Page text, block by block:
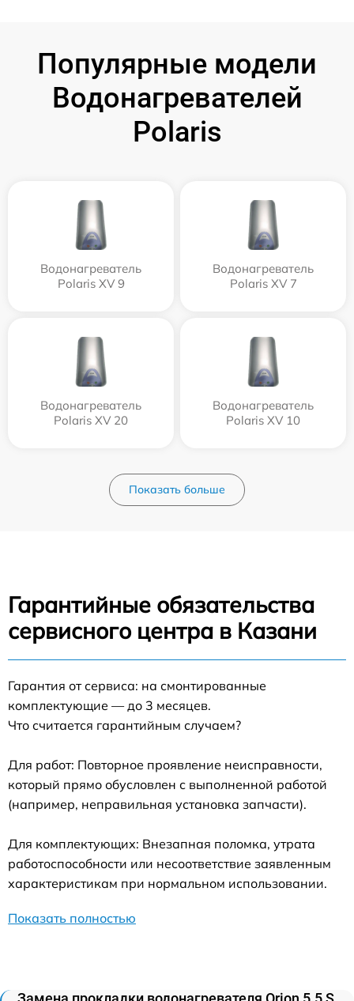
Популярные модели
Водонагревателей
Polaris
Водонагреватель
Polaris XV 9
Водонагреватель
Polaris XV 7
Водонагреватель
Polaris XV 20
Водонагреватель
Polaris XV 10
Показать больше
Гарантийные обязательства
сервисного центра в Казани
Гарантия от сервиса: на смонтированные
комплектующие — до 3 месяцев.
Что считается гарантийным случаем?
Для работ: Повторное проявление неисправности,
который прямо обусловлен с выполненной работой
(например, неправильная установка запчасти).
Для комплектующих: Внезапная поломка, утрата
работоспособности или несоответствие заявленным
характеристикам при нормальном использовании.
Показать полностью